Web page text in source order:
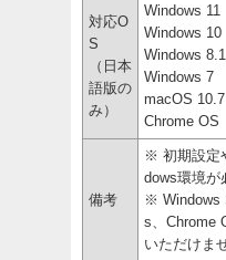
対応O
S
（日本
語版の
み）
Windows 11
Windows 10
Windows 8.1
Windows 7
macOS
Chrome OS
備考
※ 初期設定
dows環境が
※ Windows
s、Chrome
いただけま